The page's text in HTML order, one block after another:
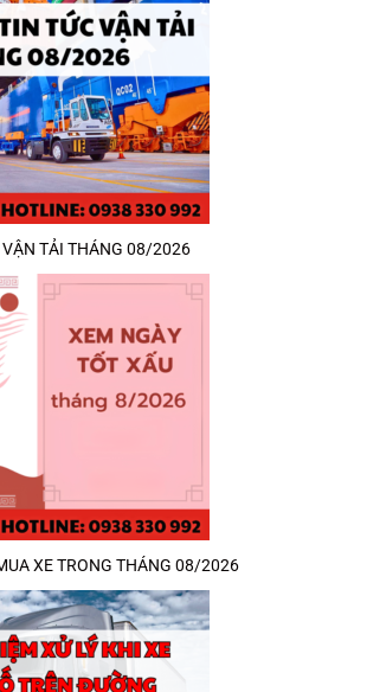
VẬN TẢI THÁNG 08/2026
XE TRONG THÁNG 08/2026